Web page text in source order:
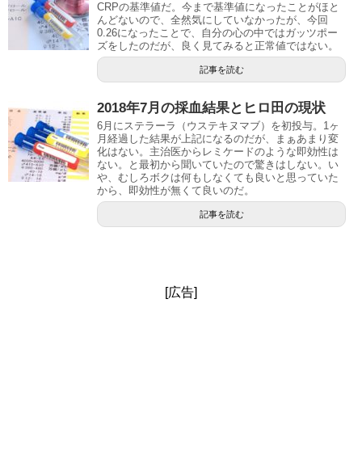
CRPの基準値だ。今まで基準値になったことがほと
んどないので、全然気にしていなかったが、今回
0.26になったことで、自分の心の中ではガッツポー
ズをしたのだが、良く見てみると正常値ではない。
記事を読む
2018年7月の採血結果とヒロ田の現状
6月にステラーラ（ウステキヌマブ）を初投与。1ヶ
月経過した結果が上記になるのだが、まぁあまり変
化はない。主治医からレミケードのような即効性は
ない。と最初から聞いていたので驚きはしない。い
や、むしろボクは何もしなくても良いと思っていた
から、即効性が無くて良いのだ。
記事を読む
[広告]